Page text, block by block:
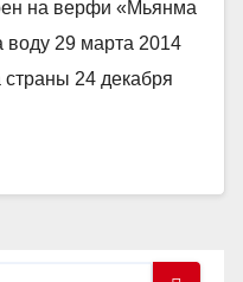
на верфи «Мьянма
воду 29 марта 2014
страны 24 декабря